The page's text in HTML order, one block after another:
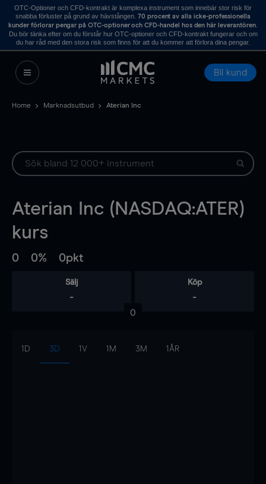
OTC-Optioner och CFD-kontrakt är komplexa instrument som innebär stor risk för
snabba förluster på grund av hävstången. 70 procent av alla icke-professionella
kunder förlorar pengar på OTC-optioner och CFD-handel hos den här leverantören.
Du bör tänka efter om du förstår hur OTC-optioner och CFD-kontrakt fungerar och om
du har råd med den stora risk som finns för att du kommer att förlora dina pengar.
Bli kund
Home Marknadsutbud Aterian Inc
Aterian Inc (NASDAQ:ATER)
kurs
0 0% 0pkt
Sälj
-
Köp
-
0
1D 3D 1V 1M 3M 1ÅR